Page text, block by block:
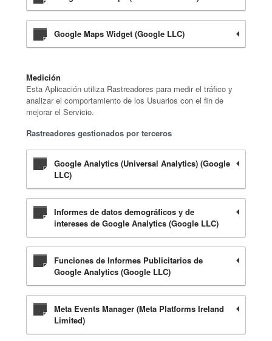
Google Maps Widget (Google LLC)
Medición
Esta Aplicación utiliza Rastreadores para medir el tráfico y
analizar el comportamiento de los Usuarios con el fin de
mejorar el Servicio.
Rastreadores gestionados por terceros
Google Analytics (Universal Analytics) (Google
LLC)
Informes de datos demográficos y de
intereses de Google Analytics (Google LLC)
Funciones de Informes Publicitarios de
Google Analytics (Google LLC)
Meta Events Manager (Meta Platforms Ireland
Limited)